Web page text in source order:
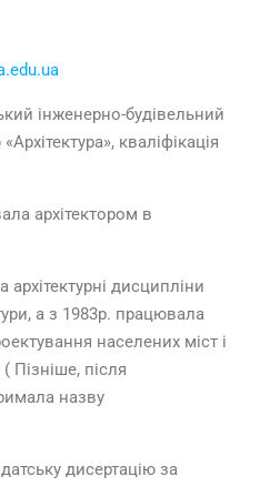
інженерно-будівельний
кваліфікація
архітектором в
дисципліни
а з 1983р. працювала
населених міст і
Пізніше, після
назву
дисертацію за